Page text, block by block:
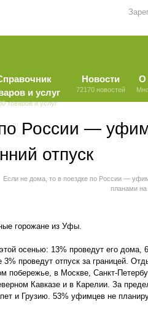
и услуг
товаров и услуг
Новости
72170 новостей
О
по России —
отпуск
Если не дома, то в поездке по России —
планами на
горожане из Уфы.
осенью: 13% проведут его дома,
проведут отпуск за границей.
побережье, в Москве, Санкт-
Кавказе и в Карелии. За
и Грузию. 53% уфимцев не